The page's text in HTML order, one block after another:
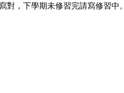
對，下學期未修習完請寫修習中。